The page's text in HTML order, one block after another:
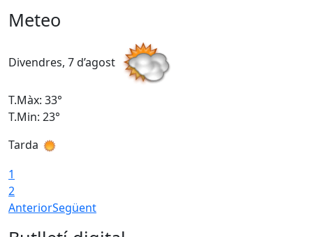
Meteo
Divendres, 7 d’agost
T.Màx: 33°
T.Min: 23°
Tarda
1
2
AnteriorSegüent